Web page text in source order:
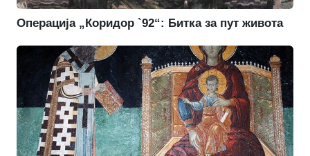
Операција „Коридор `92“: Битка за пут живота